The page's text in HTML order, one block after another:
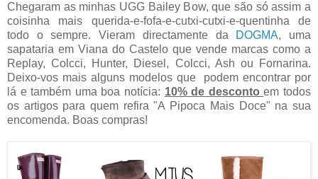
Chegaram as minhas UGG Bailey Bow, que são só assim a
coisinha mais querida-e-fofa-e-cutxi-cutxi-e-quentinha de
todo o sempre. Vieram directamente da
DOGMA, uma
sapataria em Viana do Castelo que vende marcas como a
Replay, Colcci, Hunter, Diesel, Colcci, Ash ou Fornarina.
Deixo-vos mais alguns modelos que podem encontrar por
lá e também uma boa notícia: 10% de descontoem todos
os artigos para quem refira "A Pipoca Mais Doce" na sua
encomenda. Boas compras!